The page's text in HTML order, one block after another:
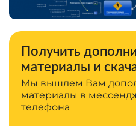
Получить
материалы и
Мы вышлем Вам
материалы в
телефона